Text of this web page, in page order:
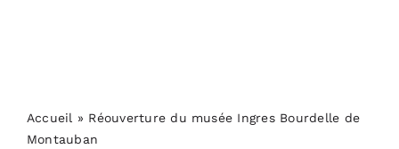
Accueil » Réouverture du musée Ingres Bourdelle de
Montauban